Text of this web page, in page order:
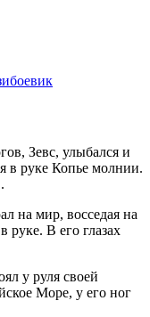
боевик
Зевс, улыбался и
в руке Копье молнии.
на мир, восседая на
руке. В его глазах
у руля своей
Море, у его ног